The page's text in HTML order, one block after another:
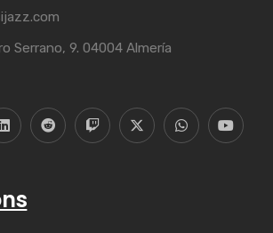
Serrano, 9. 04004 Almería